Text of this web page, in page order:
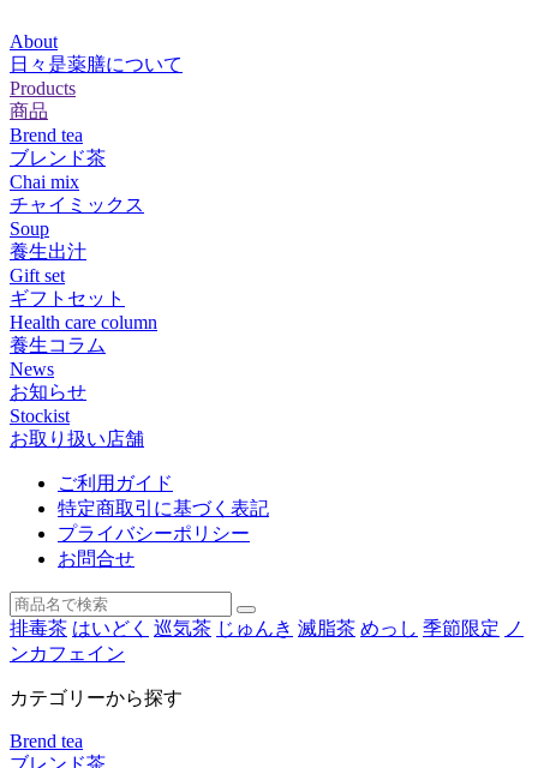
About
日々是薬膳について
Products
商品
Brend tea
ブレンド茶
Chai mix
チャイミックス
Soup
養生出汁
Gift set
ギフトセット
Health care column
養生コラム
News
お知らせ
Stockist
お取り扱い店舗
ご利用ガイド
特定商取引に基づく表記
プライバシーポリシー
お問合せ
排毒茶 はいどく 巡気茶 じゅんき 滅脂茶 めっし 季節限定 ノ
ンカフェイン
カテゴリーから探す
Brend tea
ブレンド茶